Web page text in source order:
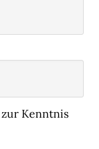
zur Kenntnis